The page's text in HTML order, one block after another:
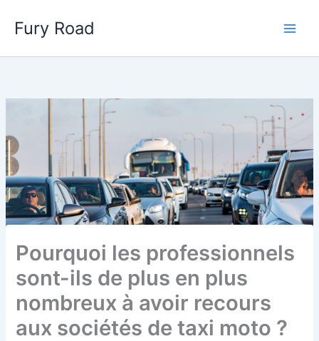
Fury Road
Pourquoi les professionnels
sont-ils de plus en plus
nombreux à avoir recours
aux sociétés de taxi moto ?